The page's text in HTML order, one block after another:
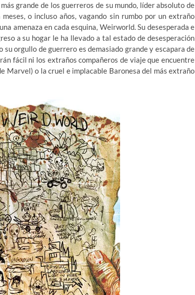
grande de los guerreros de su mundo, líder absoluto de
o incluso años, vagando sin rumbo por un extraño
amenaza en cada esquina, Weirworld. Su desesperada e
a su hogar le ha llevado a tal estado de desesperación
orgullo de guerrero es demasiado grande y escapara de
fácil ni los extraños compañeros de viaje que encuentre
Marvel) o la cruel e implacable Baronesa del más extraño